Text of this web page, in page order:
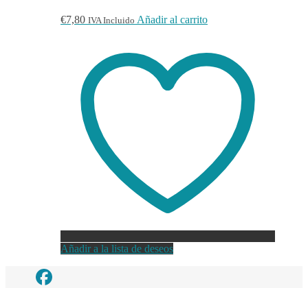
€7,80 IVA Incluido Añadir al carrito
Añadir a la lista de deseos